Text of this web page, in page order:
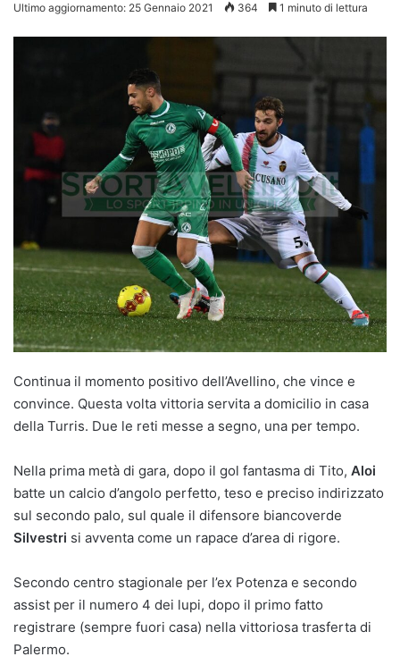
Ultimo aggiornamento: 25 Gennaio 2021 364 1 minuto di lettura
Continua il momento positivo dell’Avellino, che vince e
convince. Questa volta vittoria servita a domicilio in casa
della Turris. Due le reti messe a segno, una per tempo.
Nella prima metà di gara, dopo il gol fantasma di Tito, Aloi
batte un calcio d’angolo perfetto, teso e preciso indirizzato
sul secondo palo, sul quale il difensore biancoverde
Silvestri si avventa come un rapace d’area di rigore.
Secondo centro stagionale per l’ex Potenza e secondo
assist per il numero 4 dei lupi, dopo il primo fatto
registrare (sempre fuori casa) nella vittoriosa trasferta di
Palermo.